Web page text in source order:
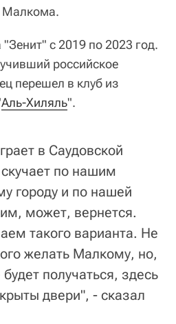
Малкома.
с 2019 по 2023 год.
российское
перешел в клуб из
Аль-Хиляль".
в Саудовской
по нашим
городу и по нашей
может, вернется.
такого варианта. Не
желать Малкому, но,
получаться, здесь
двери", - сказал